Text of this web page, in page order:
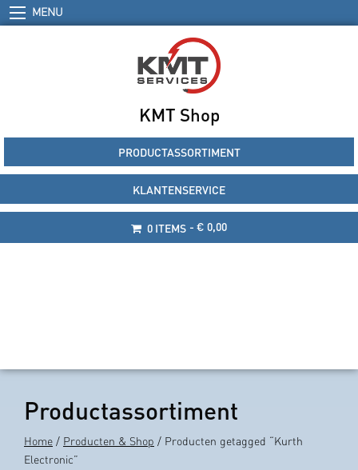
MENU
KMT Shop
PRODUCTASSORTIMENT
KLANTENSERVICE
0 ITEMS € 0,00
Productassortiment
Home / Producten & Shop / Producten getagged “Kurth
Electronic”